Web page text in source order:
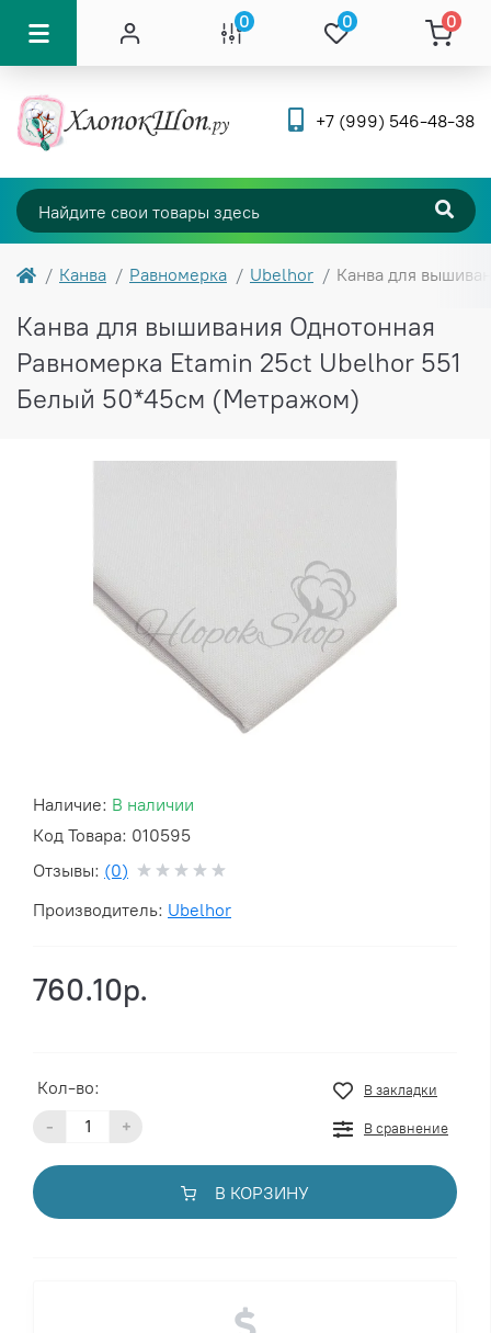
0 0 0
+7 (999) 546-48-38
Канва Равномерка Ubelhor Канва для
Канва для вышивания Однотонная
Равномерка Etamin 25ct Ubelhor 551
Белый 50*45см (Метражом)
Наличие: В наличии
Код Товара: 010595
Отзывы: (0)
Производитель: Ubelhor
760.10р.
Кол-во:
- +
В закладки
В сравнение
В КОРЗИНУ